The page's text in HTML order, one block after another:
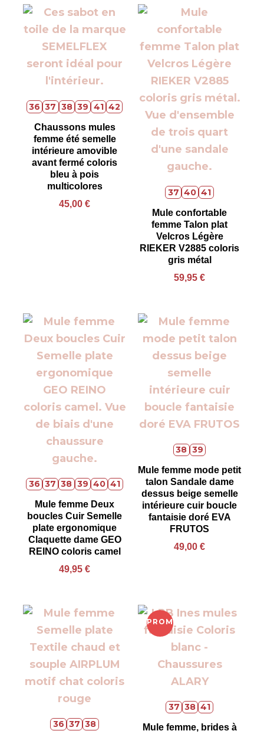
36 37 38 39 41 42
Chaussons mules
femme été semelle
intérieure amovible
avant fermé coloris
bleu à pois
multicolores
45,00 €
37 40 41
Mule confortable
femme Talon plat
Velcros Légère
RIEKER V2885 coloris
gris métal
59,95 €
36 37 38 39 40 41
Mule femme Deux
boucles Cuir Semelle
plate ergonomique
Claquette dame GEO
REINO coloris camel
49,95 €
38 39
Mule femme mode petit
talon Sandale dame
dessus beige semelle
intérieure cuir boucle
fantaisie doré EVA
FRUTOS
49,00 €
36 37 38
PROMO !
37 38 41
Mule femme, brides à